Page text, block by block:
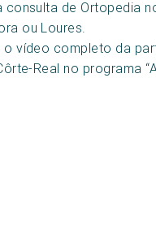
consulta de Ortopedia
ou Loures.
o vídeo completo da
Real no programa